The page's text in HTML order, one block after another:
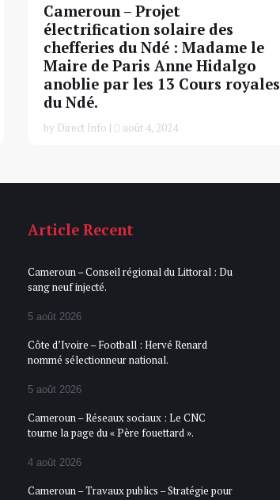
Cameroun – Projet
électrification solaire des
chefferies du Ndé : Madame le
Maire de Paris Anne Hidalgo
anoblie par les 13 Cours royales
du Ndé.
by Direct Info | août 4, 2024
Article Recent
Cameroun – Conseil régional du Littoral : Du
sang neuf injecté.
5 août 2026
Côte d’Ivoire – Football : Hervé Renard
nommé sélectionneur national.
5 août 2026
Cameroun – Réseaux sociaux : Le CNC
tourne la page du « Père fouettard ».
4 août 2026
Cameroun – Travaux publics – Stratégie pour